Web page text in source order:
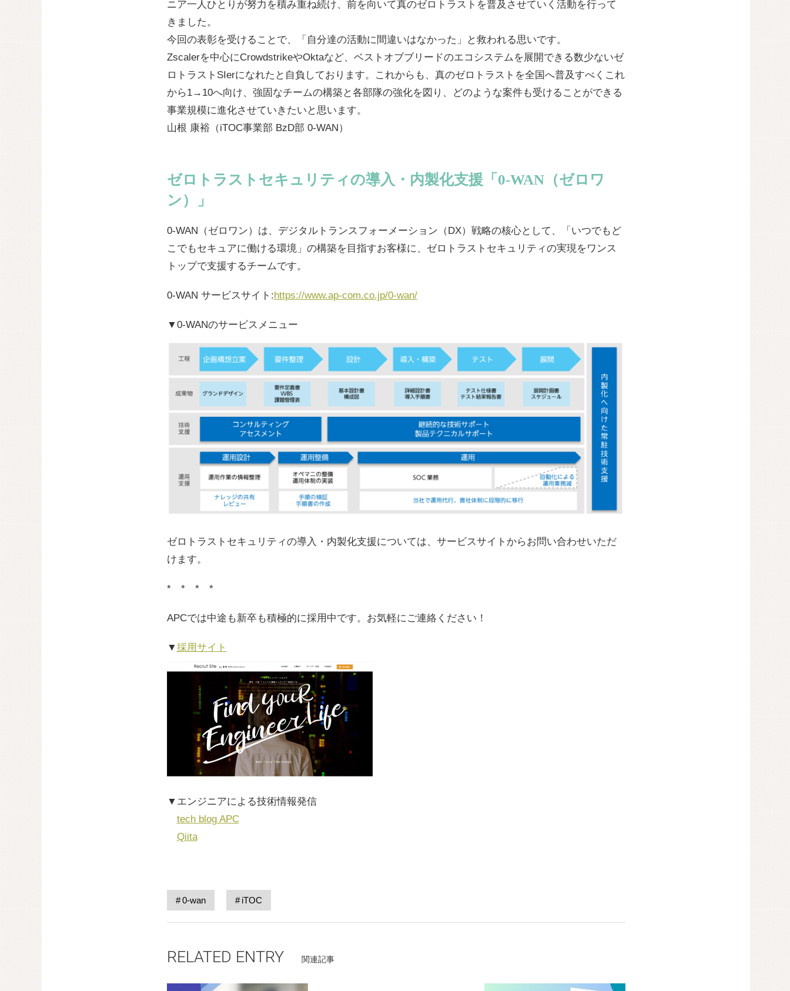
ニア一人ひとりが努力を積み重ね続け、前を向いて真のゼロトラストを普及させていく活動を行って
きました。
今回の表彰を受けることで、「自分達の活動に間違いはなかった」と救われる思いです。
Zscalerを中心にCrowdstrikeやOktaなど、ベストオブブリードのエコシステムを展開できる数少ないゼ
ロトラストSIerになれたと自負しております。これからも、真のゼロトラストを全国へ普及すべくこれ
から1→10へ向け、強固なチームの構築と各部隊の強化を図り、どのような案件も受けることができる
事業規模に進化させていきたいと思います。
山根 康裕（iTOC事業部 BzD部 0-WAN）
ゼロトラストセキュリティの導入・内製化支援「0-WAN（ゼロワ
ン）」
0-WAN（ゼロワン）は、デジタルトランスフォーメーション（DX）戦略の核心として、「いつでもど
こでもセキュアに働ける環境」の構築を目指すお客様に、ゼロトラストセキュリティの実現をワンス
トップで支援するチームです。
0-WAN サービスサイト:https://www.ap-com.co.jp/0-wan/
▼0-WANのサービスメニュー
ゼロトラストセキュリティの導入・内製化支援については、サービスサイトからお問い合わせいただ
けます。
* * * *
APCでは中途も新卒も積極的に採用中です。お気軽にご連絡ください！
▼採用サイト
▼エンジニアによる技術情報発信
tech blog APC
Qiita
0-wan iTOC
RELATED ENTRY 関連記事